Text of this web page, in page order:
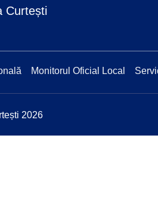
Curtești
Monitorul Oficial Local
2026